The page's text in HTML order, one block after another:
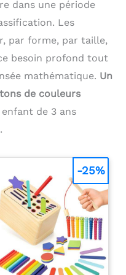
dans une période
Les
par forme, par taille,
besoin profond tout
mathématique. Un
de couleurs
de 3 ans
-25%